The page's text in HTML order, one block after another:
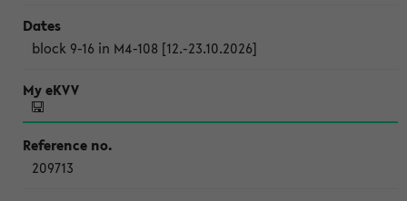
block 9-16 in M4-108 [12.-23.10.2026]
209713